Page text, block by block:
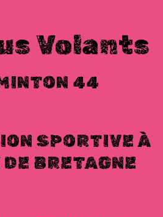
Volants
44
SPORTIVE À
BRETAGNE